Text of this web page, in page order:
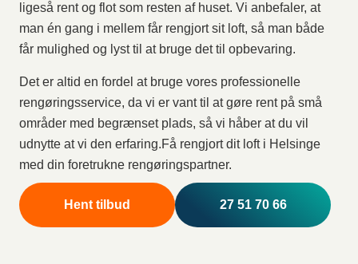
ligeså rent og flot som resten af huset. Vi anbefaler, at
man én gang i mellem får rengjort sit loft, så man både
får mulighed og lyst til at bruge det til opbevaring.
Det er altid en fordel at bruge vores professionelle
rengøringsservice, da vi er vant til at gøre rent på små
områder med begrænset plads, så vi håber at du vil
udnytte at vi den erfaring.Få rengjort dit loft i Helsinge
med din foretrukne rengøringspartner.
Hent tilbud 27 51 70 66